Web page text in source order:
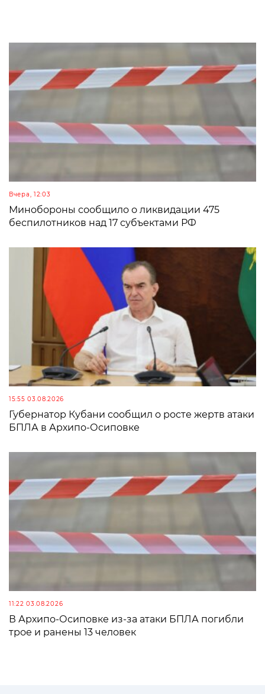
Вчера, 12:03
Минобороны сообщило о ликвидации 475
беспилотников над 17 субъектами РФ
15:55 03.08.2026
Губернатор Кубани сообщил о росте жертв атаки
БПЛА в Архипо-Осиповке
11:22 03.08.2026
В Архипо-Осиповке из-за атаки БПЛА погибли
трое и ранены 13 человек